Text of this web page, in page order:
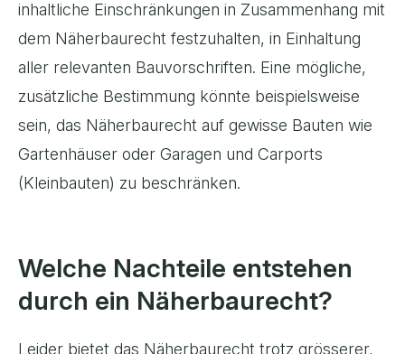
inhaltliche Einschränkungen in Zusammenhang mit
dem Näherbaurecht festzuhalten, in Einhaltung
aller relevanten Bauvorschriften. Eine mögliche,
zusätzliche Bestimmung könnte beispielsweise
sein, das Näherbaurecht auf gewisse Bauten wie
Gartenhäuser oder Garagen und Carports
(Kleinbauten) zu beschränken.
Welche Nachteile entstehen
durch ein Näherbaurecht?
Leider bietet das Näherbaurecht trotz grösserer,